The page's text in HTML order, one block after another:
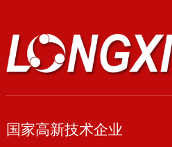
国家高新技术企业